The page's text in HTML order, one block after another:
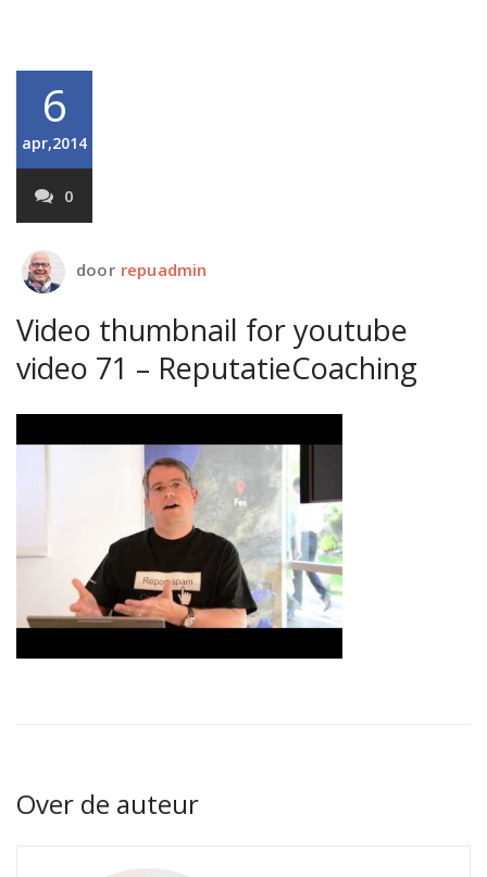
6
apr,2014
0
door repuadmin
Video thumbnail for youtube
video 71 – ReputatieCoaching
Over de auteur